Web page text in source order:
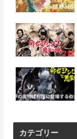
カテゴリー